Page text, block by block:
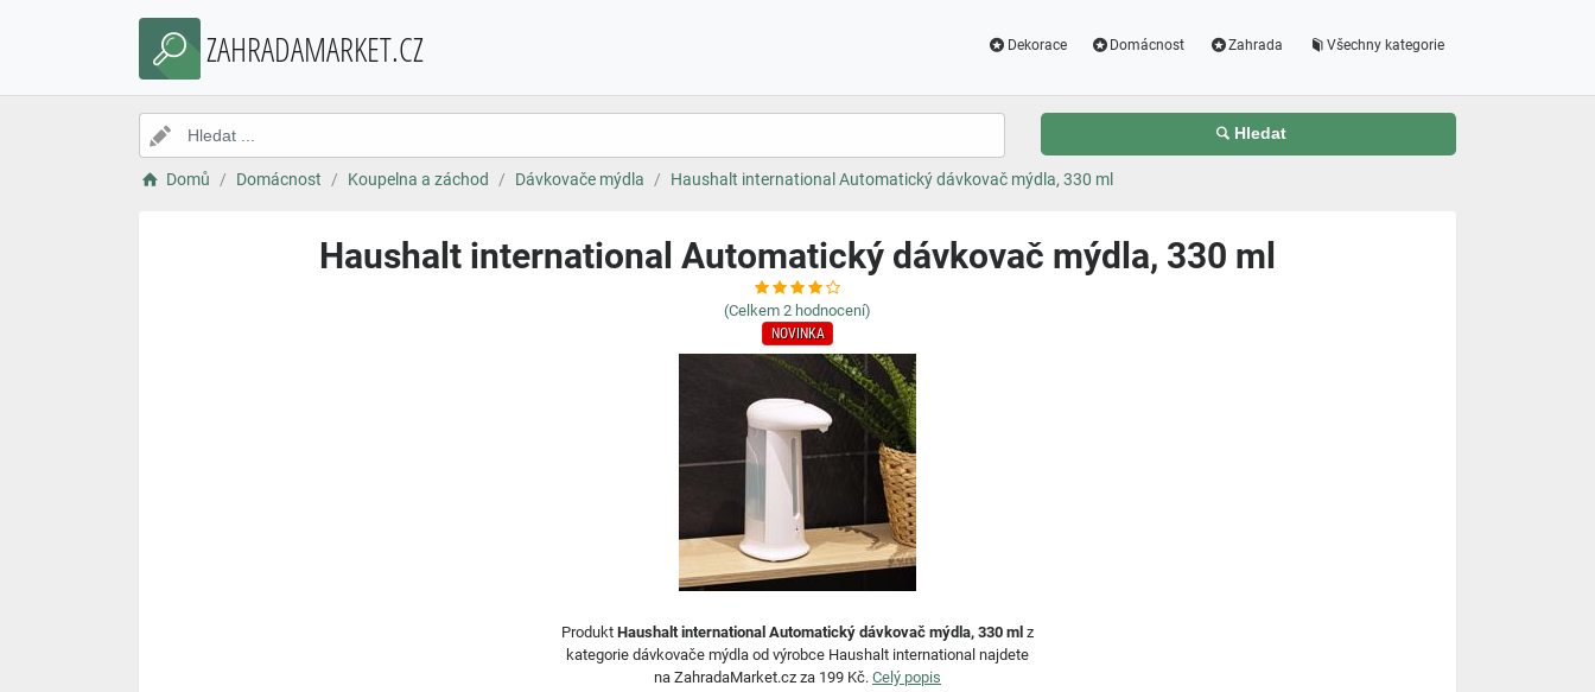
ZAHRADAMARKET.CZ Dekorace Domácnost Zahrada Všechny kategorie
Hledat
Domů Domácnost Koupelna a záchod Dávkovače mýdla Haushalt international Automatický dávkovač mýdla, 330 ml
Haushalt international Automatický dávkovač mýdla, 330 ml
(Celkem 2 hodnocení)
NOVINKA
Produkt Haushalt international Automatický dávkovač mýdla, 330 ml z
kategorie dávkovače mýdla od výrobce Haushalt international najdete
na ZahradaMarket.cz za 199 Kč. Celý popis